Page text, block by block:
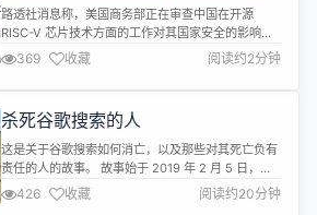
要客户...
RISC-V 芯片技术的风险
路透社消息称，美国商务部正在审查中国在开源
RISC-V 芯片技术方面的工作对其国家安全的影响。
来自美国国会参众两院的 18 名议员曾在去年向拜登
政府施压，要求其制定计划，阻止中国“在 RISC-V
技术领域取得主导地位”。而路透社在日前所看到一
“努力审查潜在风险，并评估商务部门是否采取适当
行动来有效解决任何...
369 收藏 阅读约2分钟
杀死谷歌搜索的人
这是关于谷歌搜索如何消亡，以及那些对其死亡负有
责任的人的故事。 故事始于 2019 年 2 月 5 日，当
时谷歌搜索主管本·戈麦斯 (Ben Gomes) 遇到了问
题。时任 Google 广告副总裁兼总经理的 Jerry
426 收藏 阅读约20分钟